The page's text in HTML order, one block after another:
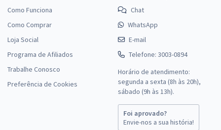
Como Funciona
Como Comprar
Loja Social
Programa de Afiliados
Trabalhe Conosco
Preferência de Cookies
Chat
WhatsApp
E-mail
Telefone: 3003-0894
Horário de atendimento:
segunda a sexta (8h às 20h),
sábado (9h às 13h).
Foi aprovado?
Envie-nos a sua história!